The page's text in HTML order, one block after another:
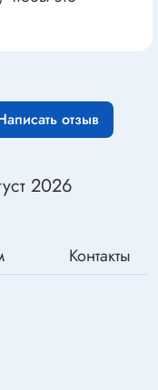
2026
отзыв
Контакты